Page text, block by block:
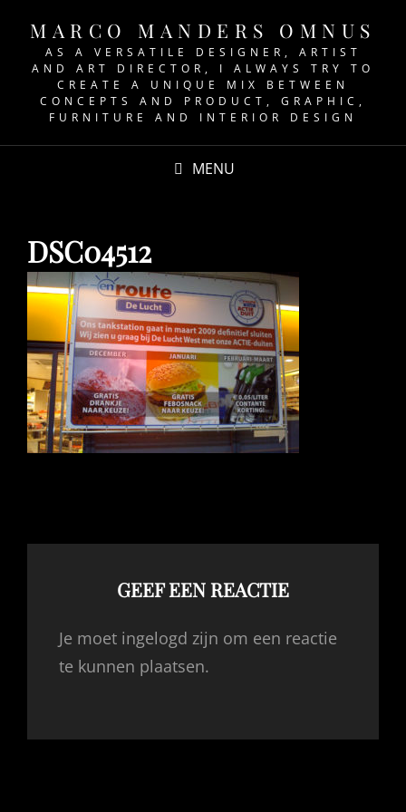
MARCO MANDERS OMNUS
AS A VERSATILE DESIGNER, ARTIST
AND ART DIRECTOR, I ALWAYS TRY TO
CREATE A UNIQUE MIX BETWEEN
CONCEPTS AND PRODUCT, GRAPHIC,
FURNITURE AND INTERIOR DESIGN
MENU
DSC04512
GEEF EEN REACTIE
Je moet ingelogd zijn om een reactie
te kunnen plaatsen.